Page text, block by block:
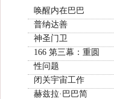
唤醒内在巴巴
普纳达善
神圣门卫
166 第三幕：重圆
性问题
闭关宇宙工作
赫兹拉·巴巴简